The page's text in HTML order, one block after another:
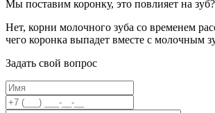
Мы поставим коронку, это повлияет на зуб?
Нет, корни молочного зуба со временем
чего коронка выпадет вместе с молочным
Задать свой вопрос